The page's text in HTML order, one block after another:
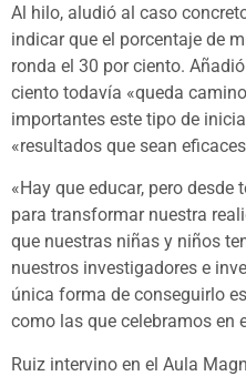
Al hilo, aludió al caso
indicar que el porcentaje de
ronda el 30 por ciento.
ciento todavía «queda
importantes este tipo de
«resultados que sean
«Hay que educar, pero
para transformar nuestra
que nuestras niñas y niños
nuestros investigadores e
única forma de conseguirlo
como las que celebramos en
Ruiz intervino en el Aula